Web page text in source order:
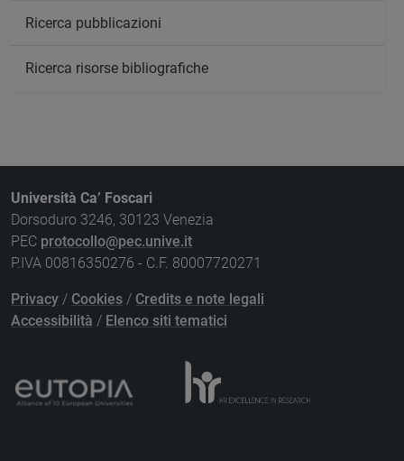
Ricerca pubblicazioni
Ricerca risorse bibliografiche
Università Ca’ Foscari
Dorsoduro 3246, 30123 Venezia
PEC protocollo@pec.unive.it
P.IVA 00816350276 - C.F. 80007720271
Privacy / Cookies / Credits e note legali
Accessibilità / Elenco siti tematici